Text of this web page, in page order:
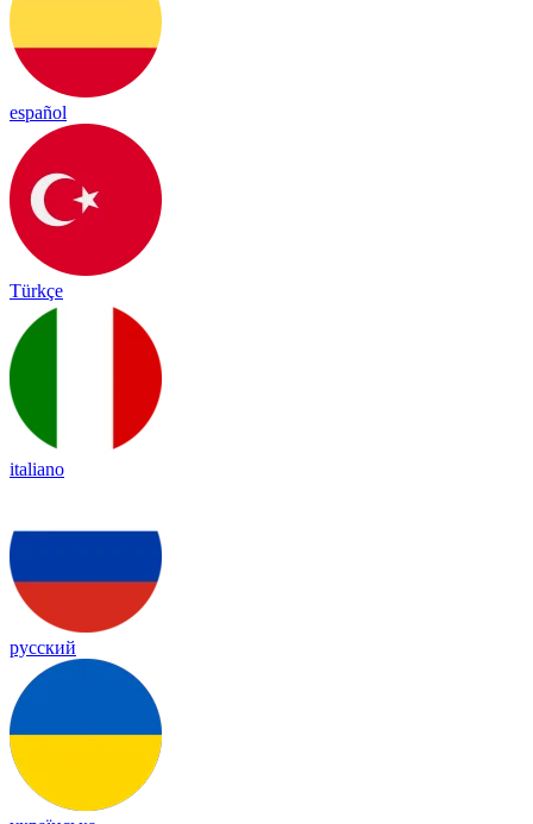
español
Türkçe
italiano
русский